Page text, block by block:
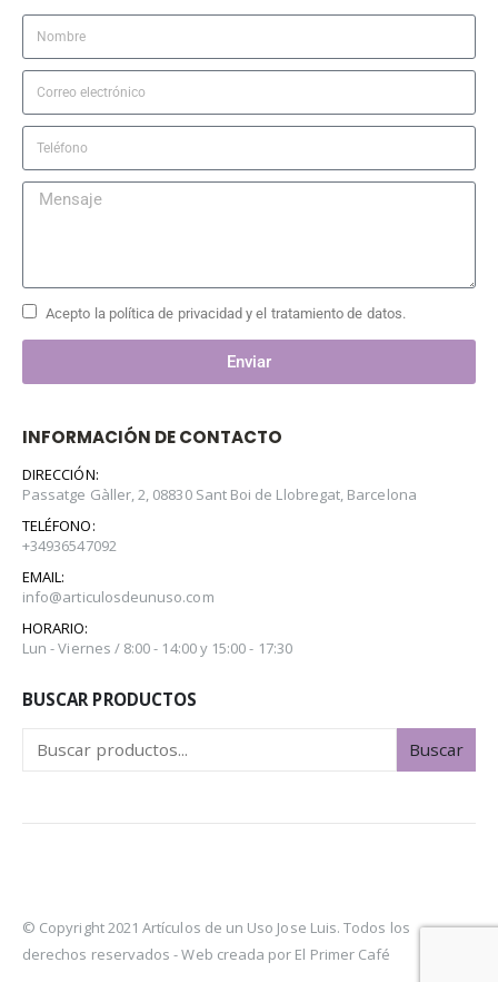
Acepto la política de privacidad y el tratamiento de datos.
Enviar
INFORMACIÓN DE CONTACTO
DIRECCIÓN:
Passatge Gàller, 2, 08830 Sant Boi de Llobregat, Barcelona
TELÉFONO:
+34936547092
EMAIL:
info@articulosdeunuso.com
HORARIO:
Lun - Viernes / 8:00 - 14:00 y 15:00 - 17:30
BUSCAR PRODUCTOS
Buscar
© Copyright 2021 Artículos de un Uso Jose Luis. Todos los
derechos reservados -Web creada por El Primer Café